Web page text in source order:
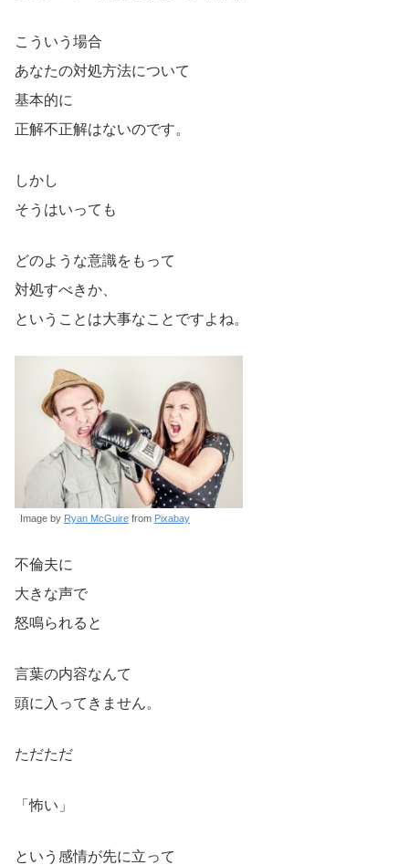
こういう場合
あなたの対処方法について
基本的に
正解不正解はないのです。
しかし
そうはいっても
どのような意識をもって
対処すべきか、
ということは大事なことですよね。
Image by Ryan McGuire from Pixabay
不倫夫に
大きな声で
怒鳴られると
言葉の内容なんて
頭に入ってきません。
ただただ
「怖い」
という感情が先に立って